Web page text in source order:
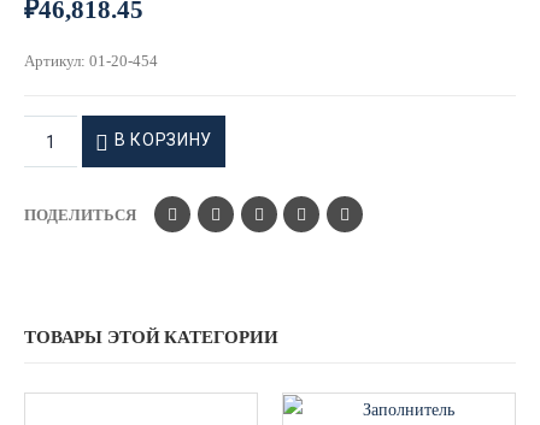
₽46,818.45
Артикул: 01-20-454
В КОРЗИНУ
ПОДЕЛИТЬСЯ
ТОВАРЫ ЭТОЙ КАТЕГОРИИ